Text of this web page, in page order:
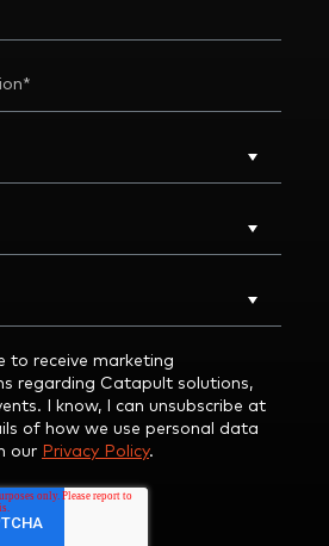
to receive marketing
regarding Catapult solutions,
I know, I can unsubscribe at
of how we use personal data
our Privacy Policy.